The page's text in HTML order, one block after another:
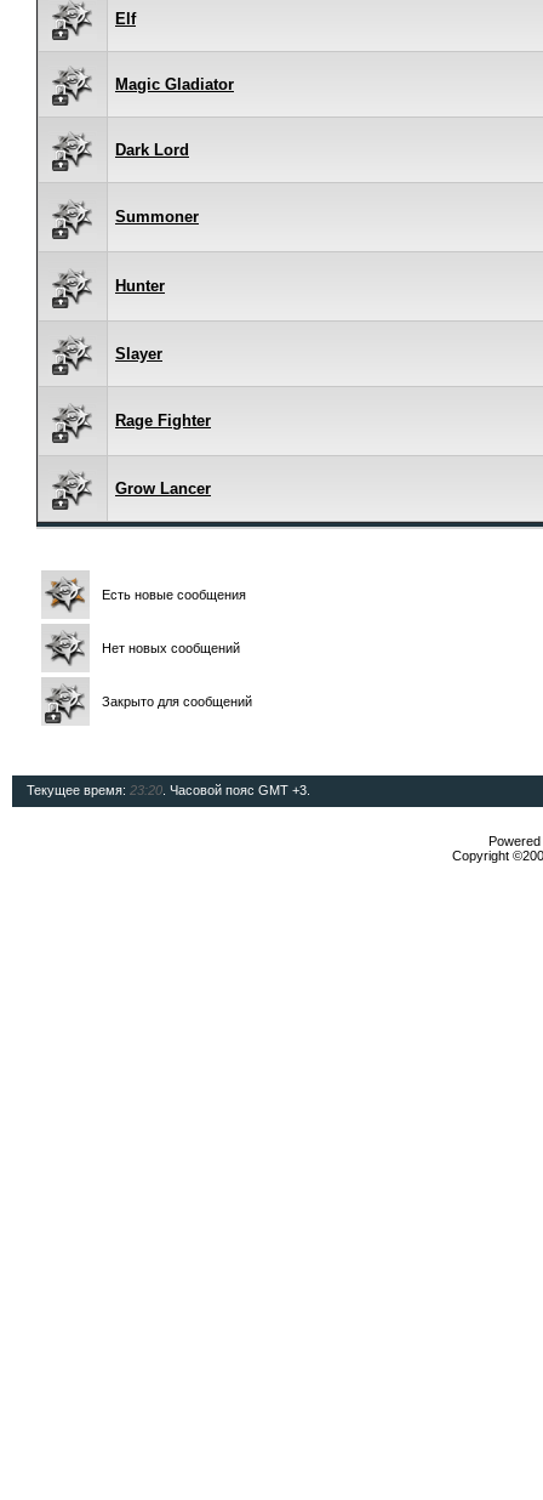
Elf
Magic Gladiator
Dark Lord
Summoner
Hunter
Slayer
Rage Fighter
Grow Lancer
Есть новые сообщения
Нет новых сообщений
Закрыто для сообщений
Текущее время: 23:20 . Часовой пояс GMT +3.
Copyright